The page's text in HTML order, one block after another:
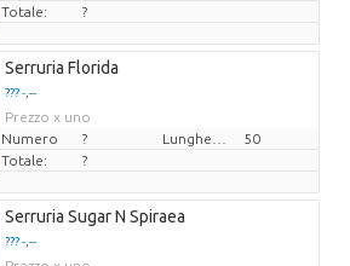
Totale:
?
Serruria Florida
??? -,--
Prezzo x uno
Numero
?
50
Totale:
?
Serruria Sugar N Spiraea
??? -,--